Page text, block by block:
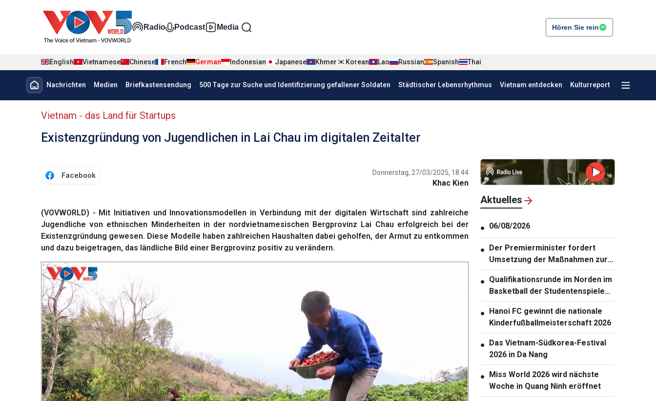
Đa phương tiện tiếng Đức
Radio Podcast Media Hören Sie rein
English Vietnamese Chinese French German Indonesian Japanese Khmer Korean Lao Russian Spanish Thai
Menu trang chủ tiếng Đức
Nachrichten Medien Briefkastensendung 500 Tage zur Suche und Identifizierung gefallener Soldaten Städtischer Lebensrhythmus Vietnam entdecken Kulturreport
menu phụ tiếng Đức
Vietnam - das Land für Startups
Existenzgründung von Jugendlichen in Lai Chau im digitalen Zeitalter
Facebook Donnerstag, 27/03/2025, 18:44
Khac Kien
(VOVWORLD) - Mit Initiativen und Innovationsmodellen in Verbindung mit der digitalen Wirtschaft sind zahlreiche
Jugendliche von ethnischen Minderheiten in der nordvietnamesischen Bergprovinz Lai Chau erfolgreich bei der
Existenzgründung gewesen. Diese Modelle haben zahlreichen Haushalten dabei geholfen, der Armut zu entkommen
und dazu beigetragen, das ländliche Bild einer Bergprovinz positiv zu verändern.
Aktuelles
● 06/08/2026
● Der Premierminister fordert
Umsetzung der Maßnahmen zur
Gewährleistung der
Cybersicherheit
● Qualifikationsrunde im Norden im
Basketball der Studentenspiele
2026 eröffnet
● Hanoi FC gewinnt die nationale
Kinderfußballmeisterschaft 2026
● Das Vietnam-Südkorea-Festival
2026 in Da Nang
● Miss World 2026 wird nächste
Woche in Quang Ninh eröffnet